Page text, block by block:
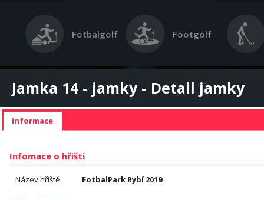
Fotbalgolf Footgolf
Jamka 14 - jamky - Detail jamky
Informace
Infomace o hřišti
Název hřiště FotbalPark Rybí 2019